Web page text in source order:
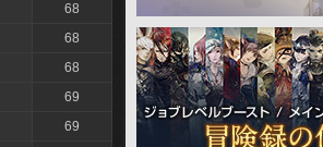
68
68
68
69
69